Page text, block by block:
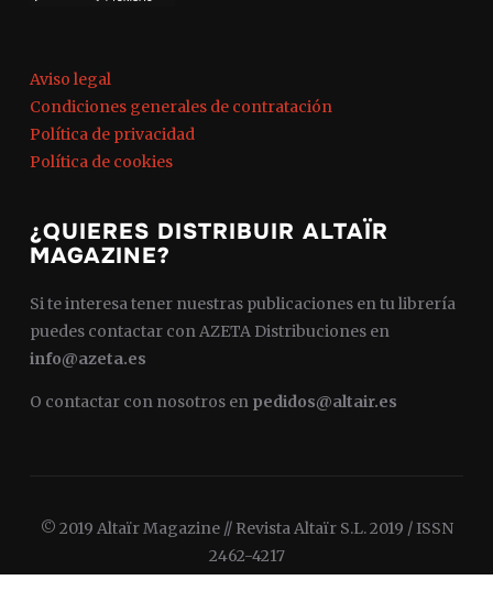
Aviso legal
Condiciones generales de contratación
Política de privacidad
Política de cookies
¿QUIERES DISTRIBUIR ALTAÏR
MAGAZINE?
Si te interesa tener nuestras publicaciones en tu librería
puedes contactar con AZETA Distribuciones en
info@azeta.es
O contactar con nosotros en pedidos@altair.es
© 2019 Altaïr Magazine // Revista Altaïr S.L. 2019 / ISSN
2462-4217